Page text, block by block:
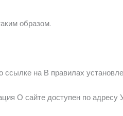
образом.
ссылке наВ правилах
О сайтедоступен по адресу